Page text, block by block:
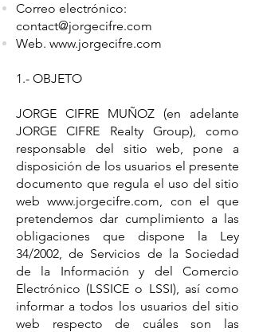
Correo electrónico:
contact@jorgecifre.com
Web. www.jorgecifre.com
1.- OBJETO
JORGE CIFRE MUÑOZ (en adelante
JORGE CIFRE Realty Group), como
responsable del sitio web, pone a
disposición de los usuarios el presente
documento que regula el uso del sitio
webwww.jorgecifre.com, con el que
pretendemos dar cumplimiento a las
obligaciones que dispone la Ley
34/2002, de Servicios de la Sociedad
de la Información y del Comercio
Electrónico (LSSICE o LSSI), así como
informar a todos los usuarios del sitio
web respecto de cuáles son las